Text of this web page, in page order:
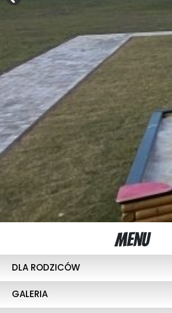
Menu
DLA RODZICÓW
GALERIA